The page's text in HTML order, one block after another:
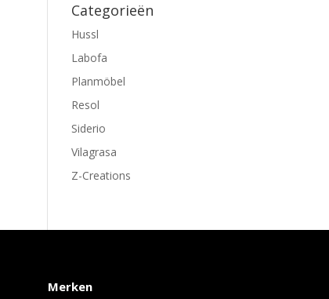
Categorieën
Hussl
Labofa
Planmöbel
Resol
Siderio
Vilagrasa
Z-Creations
Merken